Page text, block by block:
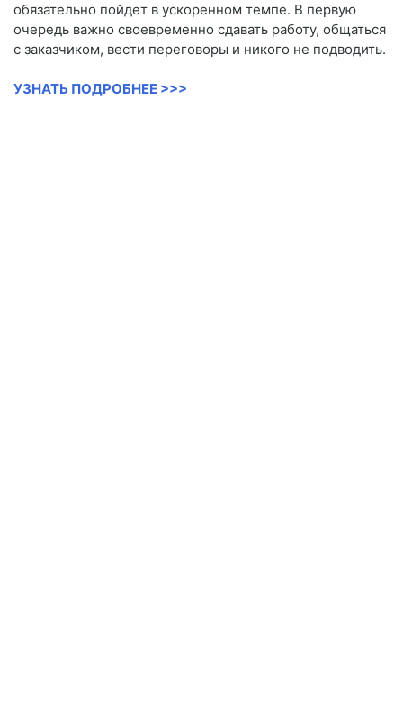
обязательно пойдет в ускоренном темпе. В первую
очередь важно своевременно сдавать работу, общаться
с заказчиком, вести переговоры и никого не подводить.
УЗНАТЬ ПОДРОБНЕЕ >>>